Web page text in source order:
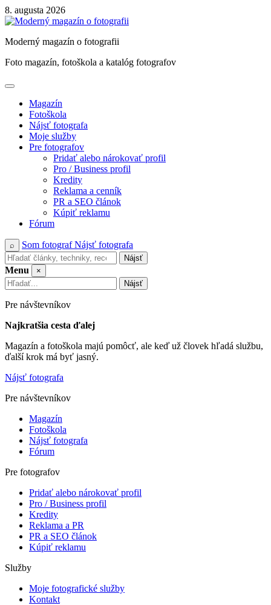
Skip
to
8. augusta 2026
Moderný magazín o fotografii
Foto magazín, fotoškola a katalóg fotografov
Magazín
Fotoškola
Nájsť fotografa
Moje služby
Pre fotografov
Pridať alebo nárokovať profil
Pro / Business profil
Kredity
Reklama a cenník
PR a SEO článok
Kúpiť reklamu
Fórum
⌕ Som fotografNájsť fotografa
Nájsť
Menu
×
Nájsť
Pre návštevníkov
Najkratšia cesta ďalej
Magazín a fotoškola majú pomôcť, ale keď už človek hľadá službu,
ďalší krok má byť jasný.
Nájsť fotografa
Pre návštevníkov
Magazín
Fotoškola
Nájsť fotografa
Fórum
Pre fotografov
Pridať alebo nárokovať profil
Pro / Business profil
Kredity
Reklama a PR
PR a SEO článok
Kúpiť reklamu
Služby
Moje fotografické služby
Kontakt